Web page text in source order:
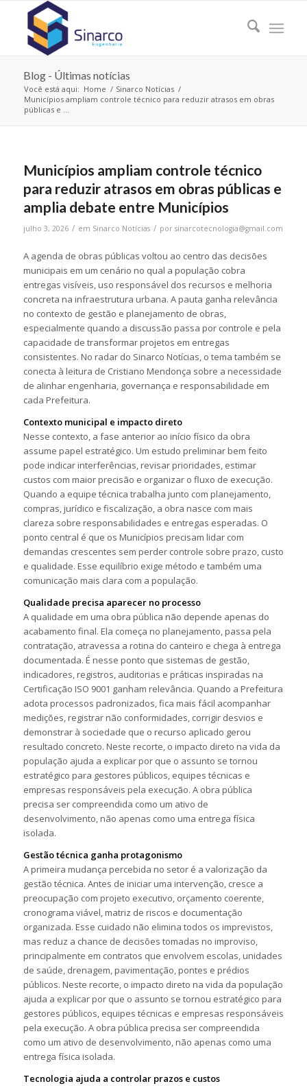
Blog - Últimas notícias
Você está aqui: Home / Sinarco Notícias /
Municípios ampliam controle técnico para reduzir atrasos em obras
públicas e ...
Municípios ampliam controle técnico
para reduzir atrasos em obras públicas e
amplia debate entre Municípios
julho 3, 2026 / em Sinarco Notícias / por sinarcotecnologia@gmail.com
A agenda de obras públicas voltou ao centro das decisões
municipais em um cenário no qual a população cobra
entregas visíveis, uso responsável dos recursos e melhoria
concreta na infraestrutura urbana. A pauta ganha relevância
no contexto de gestão e planejamento de obras,
especialmente quando a discussão passa por controle e pela
capacidade de transformar projetos em entregas
consistentes. No radar do Sinarco Notícias, o tema também se
conecta à leitura de Cristiano Mendonça sobre a necessidade
de alinhar engenharia, governança e responsabilidade em
cada Prefeitura.
Contexto municipal e impacto direto
Nesse contexto, a fase anterior ao início físico da obra
assume papel estratégico. Um estudo preliminar bem feito
pode indicar interferências, revisar prioridades, estimar
custos com maior precisão e organizar o fluxo de execução.
Quando a equipe técnica trabalha junto com planejamento,
compras, jurídico e fiscalização, a obra nasce com mais
clareza sobre responsabilidades e entregas esperadas. O
ponto central é que os Municípios precisam lidar com
demandas crescentes sem perder controle sobre prazo, custo
e qualidade. Esse equilíbrio exige método e também uma
comunicação mais clara com a população.
Qualidade precisa aparecer no processo
A qualidade em uma obra pública não depende apenas do
acabamento final. Ela começa no planejamento, passa pela
contratação, atravessa a rotina do canteiro e chega à entrega
documentada. É nesse ponto que sistemas de gestão,
indicadores, registros, auditorias e práticas inspiradas na
Certificação ISO 9001 ganham relevância. Quando a Prefeitura
adota processos padronizados, fica mais fácil acompanhar
medições, registrar não conformidades, corrigir desvios e
demonstrar à sociedade que o recurso aplicado gerou
resultado concreto. Neste recorte, o impacto direto na vida da
população ajuda a explicar por que o assunto se tornou
estratégico para gestores públicos, equipes técnicas e
empresas responsáveis pela execução. A obra pública
precisa ser compreendida como um ativo de
desenvolvimento, não apenas como uma entrega física
isolada.
Gestão técnica ganha protagonismo
A primeira mudança percebida no setor é a valorização da
gestão técnica. Antes de iniciar uma intervenção, cresce a
preocupação com projeto executivo, orçamento coerente,
cronograma viável, matriz de riscos e documentação
organizada. Esse cuidado não elimina todos os imprevistos,
mas reduz a chance de decisões tomadas no improviso,
principalmente em contratos que envolvem escolas, unidades
de saúde, drenagem, pavimentação, pontes e prédios
públicos. Neste recorte, o impacto direto na vida da população
ajuda a explicar por que o assunto se tornou estratégico para
gestores públicos, equipes técnicas e empresas responsáveis
pela execução. A obra pública precisa ser compreendida
como um ativo de desenvolvimento, não apenas como uma
entrega física isolada.
Tecnologia ajuda a controlar prazos e custos